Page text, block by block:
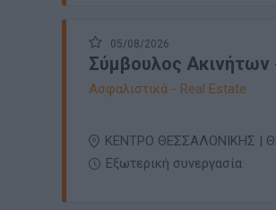
05/08/2026
Σύμβουλος
Ασφαλιστικά - Real Estate
ΚΕΝΤΡΟ ΘΕΣΣΑΛΟΝΙΚΗΣ |
Εξωτερική συνεργασία